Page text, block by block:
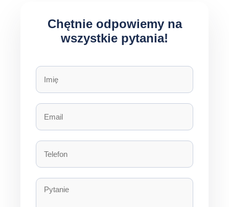
Chętnie odpowiemy na
wszystkie pytania!